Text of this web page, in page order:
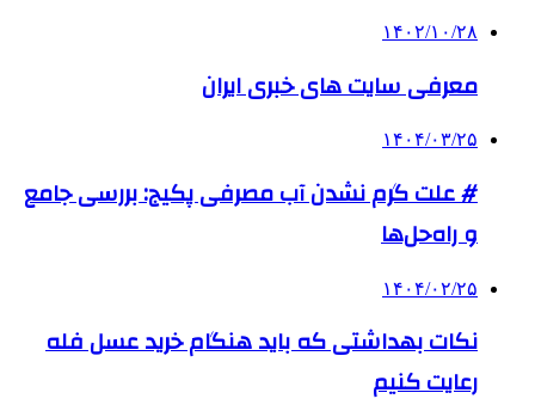
۱۴۰۲/۱۰/۲۸
معرفی سایت های خبری ایران
۱۴۰۴/۰۳/۲۵
# علت گرم نشدن آب مصرفی پکیج: بررسی جامع
و راه‌حل‌ها
۱۴۰۴/۰۲/۲۵
نکات بهداشتی که باید هنگام خرید عسل فله
رعایت کنیم